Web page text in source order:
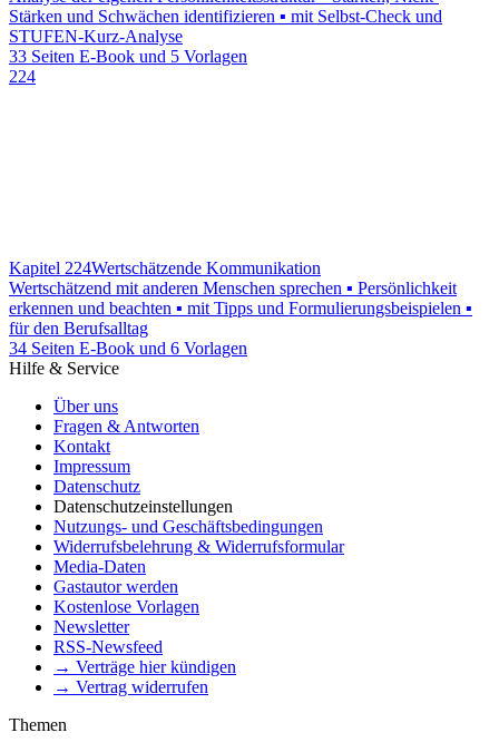
Stärken und Schwächen identifizieren ▪ mit Selbst-Check und
STUFEN-Kurz-Analyse
33 Seiten E-Book und 5 Vorlagen
224
Kapitel 224Wertschätzende Kommunikation
Wertschätzend mit anderen Menschen sprechen ▪ Persönlichkeit
erkennen und beachten ▪ mit Tipps und Formulierungsbeispielen ▪
für den Berufsalltag
34 Seiten E-Book und 6 Vorlagen
Hilfe & Service
Über uns
Fragen & Antworten
Kontakt
Impressum
Datenschutz
Datenschutzeinstellungen
Nutzungs- und Geschäftsbedingungen
Widerrufsbelehrung & Widerrufsformular
Media-Daten
Gastautor werden
Kostenlose Vorlagen
Newsletter
RSS-Newsfeed
→ Verträge hier kündigen
→ Vertrag widerrufen
Themen